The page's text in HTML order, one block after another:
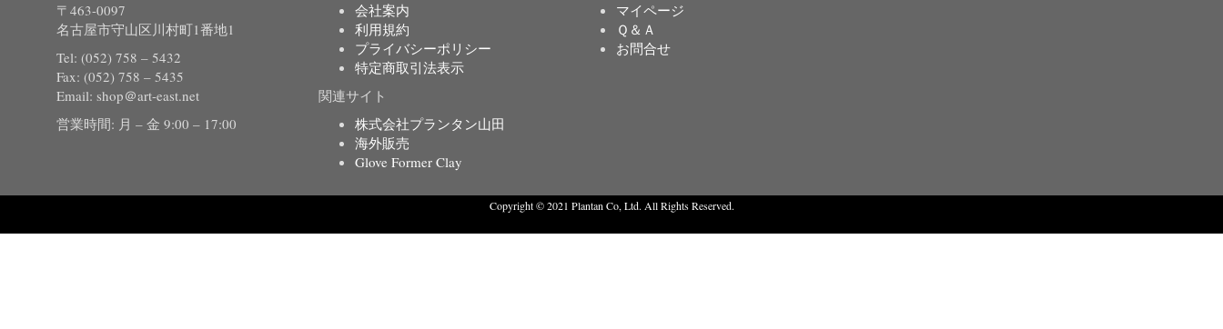
〒463-0097
名古屋市守山区川村町1番地1
Tel: (052) 758 – 5432
Fax: (052) 758 – 5435
Email: shop＠art-east.net
営業時間: 月 – 金 9:00 – 17:00
会社案内
利用規約
プライバシーポリシー
特定商取引法表示
関連サイト
株式会社プランタン山田
海外販売
Glove Former Clay
マイページ
Ｑ＆Ａ
お問合せ
Copyright © 2021 Plantan Co, Ltd. All Rights Reserved.